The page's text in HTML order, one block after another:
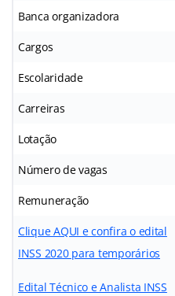
Banca organizadora
Cargos
Escolaridade
Carreiras
Lotação
Número de vagas
Remuneração
Clique AQUI e confira o edital
INSS 2020 para temporários
Edital Técnico e Analista INSS